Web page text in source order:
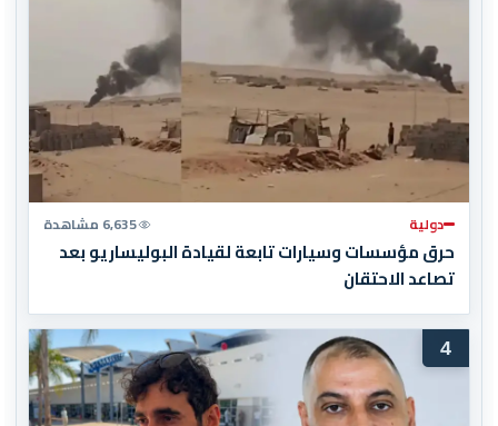
دولية 6,635 مشاهدة
حرق مؤسسات وسيارات تابعة لقيادة البوليساريو بعد
تصاعد الاحتقان
4